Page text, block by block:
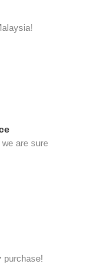
are sure
purchase!